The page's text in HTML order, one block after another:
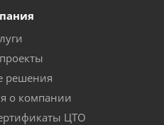
решения
о компании
ЦТО